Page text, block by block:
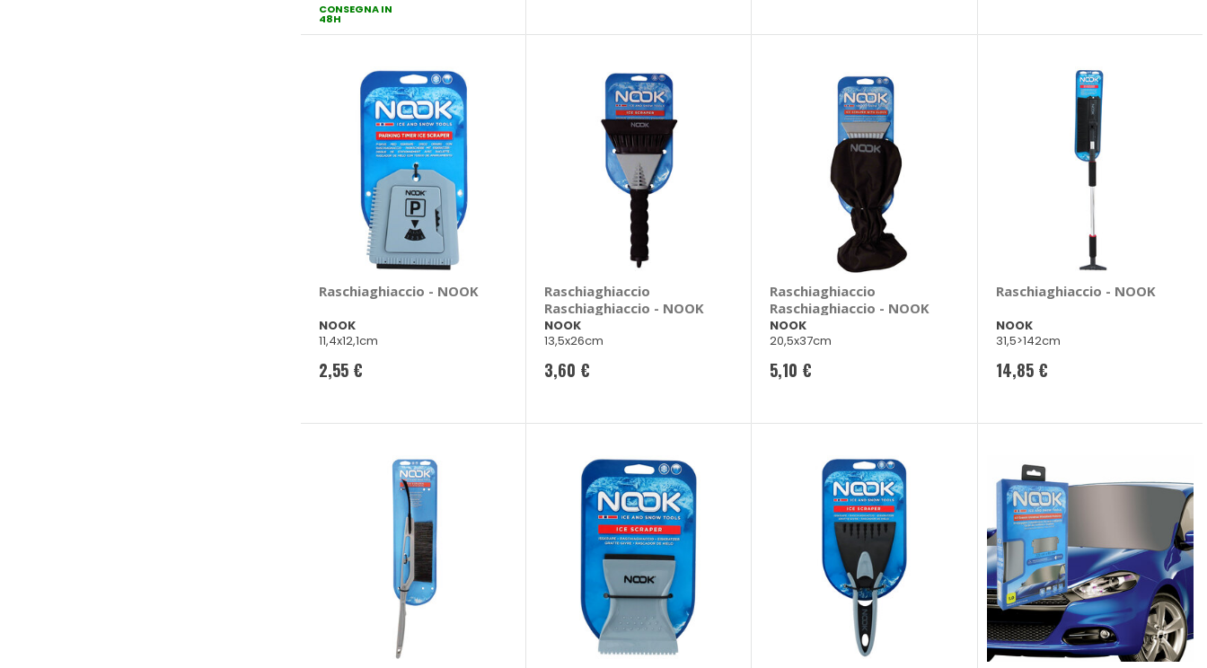
CONSEGNA IN
48H
Raschiaghiaccio - NOOK
NOOK
11,4x12,1cm
2,55 €
Raschiaghiaccio
Raschiaghiaccio - NOOK
NOOK
13,5x26cm
3,60 €
Raschiaghiaccio
Raschiaghiaccio - NOOK
NOOK
20,5x37cm
5,10 €
Raschiaghiaccio - NOOK
NOOK
31,5>142cm
14,85 €